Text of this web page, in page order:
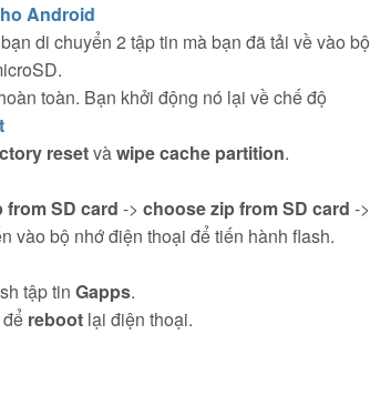
Android
di chuyển 2 tập tin mà bạn đã tải về vào bộ
toàn. Bạn khởi động nó lại về chế độ
resetvàwipe cache partition.
from SD card -> choose zip from SD card ->
vào bộ nhớ điện thoại để tiến hành flash.
tập tin Gapps.
để reboot lại điện thoại.